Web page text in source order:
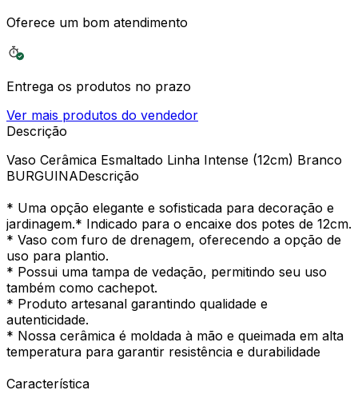
Oferece um bom atendimento
Entrega os produtos no prazo
Ver mais produtos do vendedor
Descrição
Vaso Cerâmica Esmaltado Linha Intense (12cm) Branco
BURGUINADescrição
* Uma opção elegante e sofisticada para decoração e
jardinagem.* Indicado para o encaixe dos potes de 12cm.
* Vaso com furo de drenagem, oferecendo a opção de
uso para plantio.
* Possui uma tampa de vedação, permitindo seu uso
também como cachepot.
* Produto artesanal garantindo qualidade e
autenticidade.
* Nossa cerâmica é moldada à mão e queimada em alta
temperatura para garantir resistência e durabilidade
Característica